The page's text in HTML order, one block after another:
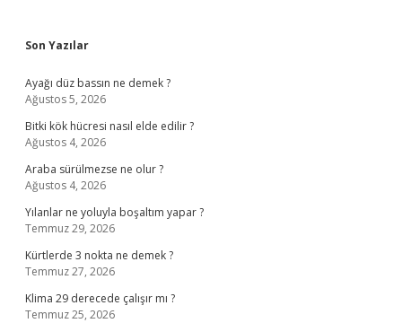
Sidebar
Son Yazılar
Ayağı düz bassın ne demek ?
Ağustos 5, 2026
Bitki kök hücresi nasıl elde edilir ?
Ağustos 4, 2026
Araba sürülmezse ne olur ?
Ağustos 4, 2026
Yılanlar ne yoluyla boşaltım yapar ?
Temmuz 29, 2026
Kürtlerde 3 nokta ne demek ?
Temmuz 27, 2026
Klima 29 derecede çalışır mı ?
Temmuz 25, 2026